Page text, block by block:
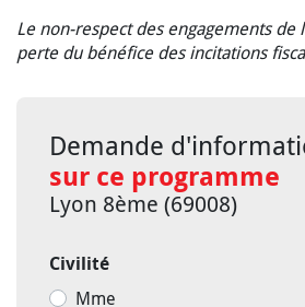
Le non-respect des engagements de
perte du bénéfice des incitations
Demande
sur ce programme
Lyon 8ème (69008)
Civilité
Mme